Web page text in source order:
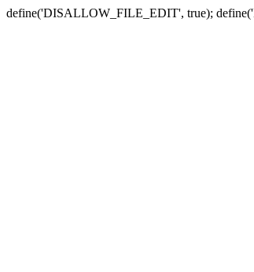
define('DISALLOW_FILE_EDIT', true);